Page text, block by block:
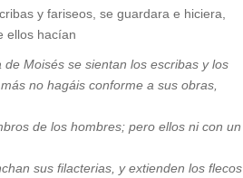
y fariseos, se guardara e hiciera,
ellos hacían
Moisés se sientan los escribas y los
no hagáis conforme a sus obras,
de los hombres; pero ellos ni con un
sus filacterias, y extienden los flecos